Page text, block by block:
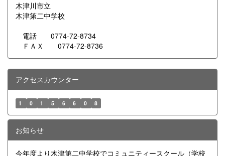
木津川市立
木津第二中学校
電話 0774-72-8734
ＦＡＸ 0774-72-8736
アクセスカウンター
1 0 1 5 6 6 0 8
お知らせ
今年度より木津第二中学校でコミュニティースクール（学校